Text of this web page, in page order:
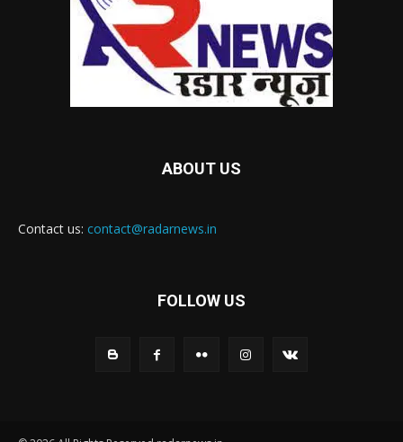
ABOUT US
Contact us: contact@radarnews.in
FOLLOW US